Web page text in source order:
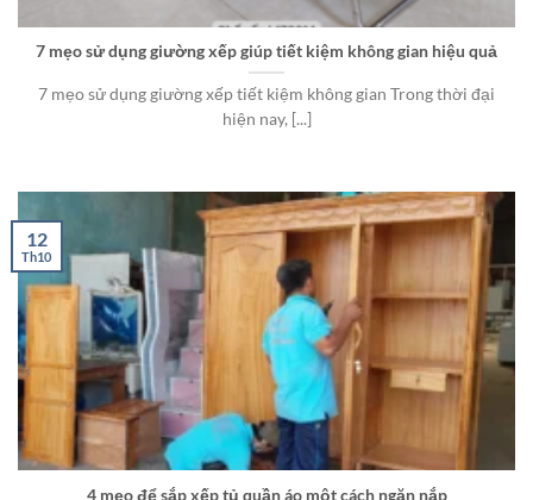
7 mẹo sử dụng giường xếp giúp tiết kiệm không gian hiệu quả
7 mẹo sử dụng giường xếp tiết kiệm không gian Trong thời đại
hiện nay, [...]
4 mẹo để sắp xếp tủ quần áo một cách ngăn nắp
12
Th10